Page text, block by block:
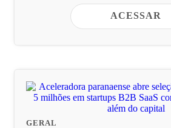
ACESSAR
GERAL